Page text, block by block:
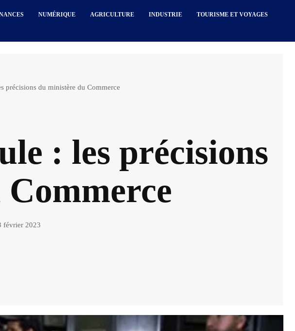
NUMÉRIQUE AGRICULTURE INDUSTRIE TOURISME ET VOYAGES
précisions du ministère du Commerce
: les précisions
février 2023